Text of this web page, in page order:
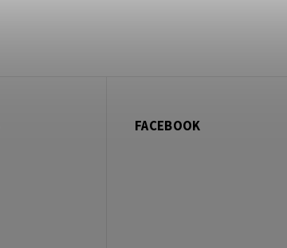
FACEBOOK